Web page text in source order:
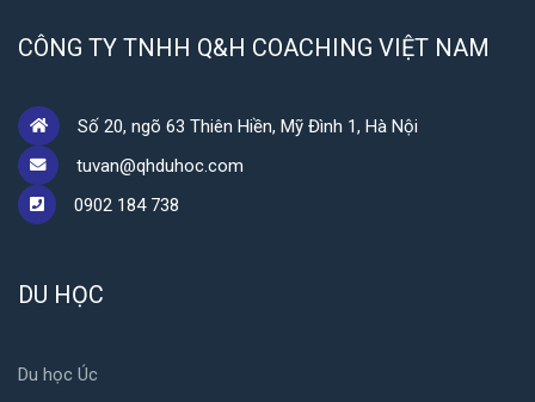
CÔNG TY TNHH Q&H COACHING VIỆT NAM
Số 20, ngõ 63 Thiên Hiền, Mỹ Đình 1, Hà Nội
tuvan@qhduhoc.com
0902 184 738
DU HỌC
Du học Úc